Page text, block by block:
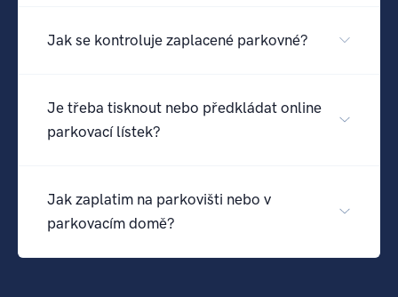
Jak se kontroluje zaplacené parkovné?
Je třeba tisknout nebo předkládat online
parkovací lístek?
Jak zaplatim na parkovišti nebo v
parkovacím domě?